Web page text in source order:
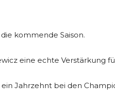
kommende Saison.
eine echte Verstärkung
Jahrzehnt bei den